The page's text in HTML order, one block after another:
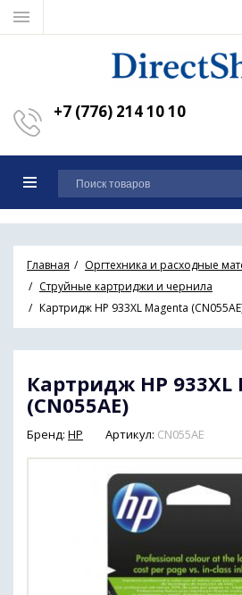
+7 (776) 214 10 10
Главная Оргтехника и расходные
Струйные картриджи и чернила
Картридж HP 933XL Magenta
Картридж HP 933XL
(CN055AE)
Бренд: HP Артикул: CN055AE